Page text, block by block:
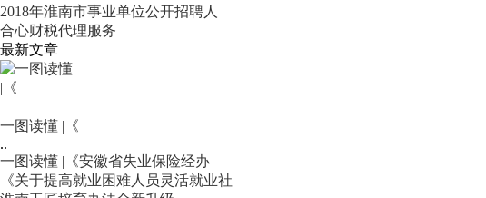
2018年淮南市事业单位公开招聘人
合心财税代理服务
最新文章
一图读懂 |《
..
一图读懂 |《安徽省失业保险经办
《关于提高就业困难人员灵活就业社